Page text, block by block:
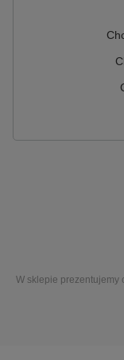
W sklepie prezentujemy